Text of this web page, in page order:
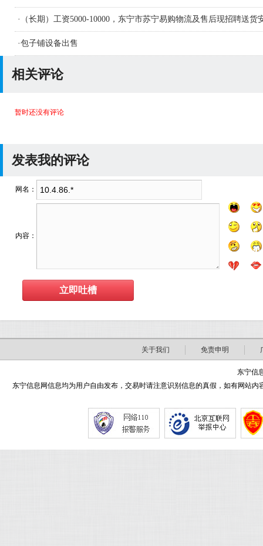
·
（长期）工资5000-10000，东宁市苏宁易购物流及售后现招聘送货
人员及学徒若干名
·包子铺设备出售
相关评论
暂时还没有评论
发表我的评论
网名：
内容：
关于我们 免责申明
东宁信
东宁信息网信息均为用户自由发布，交易时请注意识别信息的真假，如有网站内